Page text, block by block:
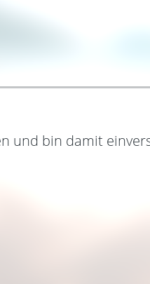
und bin damit